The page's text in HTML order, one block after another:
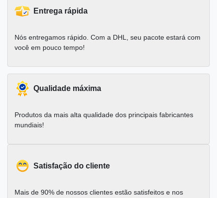
Entrega rápida
Nós entregamos rápido. Com a DHL, seu pacote estará com
você em pouco tempo!
Qualidade máxima
Produtos da mais alta qualidade dos principais fabricantes
mundiais!
Satisfação do cliente
Mais de 90% de nossos clientes estão satisfeitos e nos